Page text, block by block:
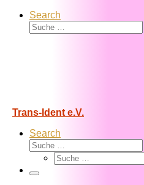
Search
Suche
Trans-Ident e.V.
Search
Suche
Suche
Menü